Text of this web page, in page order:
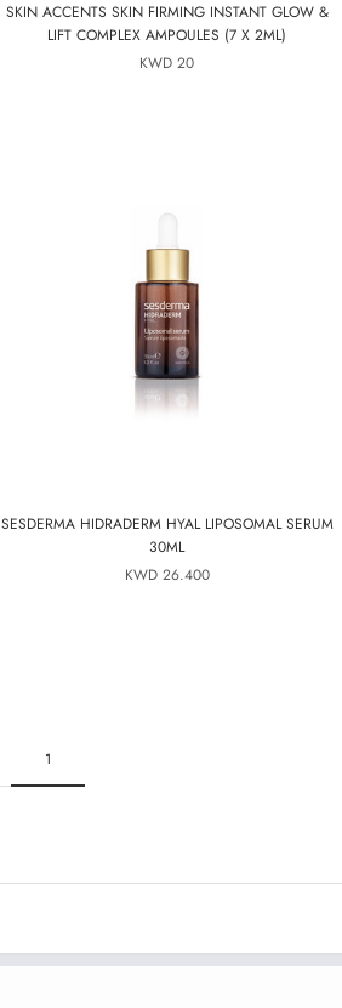
SKIN ACCENTS SKIN FIRMING INSTANT GLOW &
LIFT COMPLEX AMPOULES (7 X 2ML)
20 KWD
SESDERMA HIDRADERM HYAL LIPOSOMAL SERUM
30ML
26.400 KWD
1